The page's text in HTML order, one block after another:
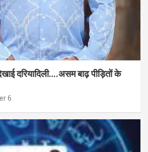
दरियादिली….असम बाढ़ पीड़ितों के
6